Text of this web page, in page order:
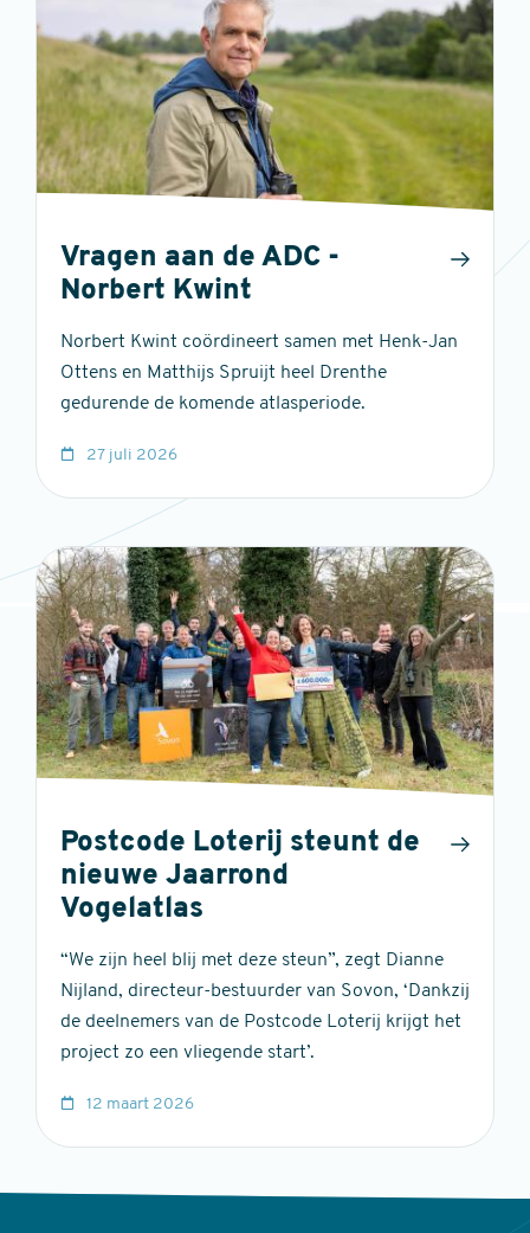
Vragen aan de ADC -
Norbert Kwint
Norbert Kwint coördineert samen met Henk-Jan
Ottens en Matthijs Spruijt heel Drenthe
gedurende de komende atlasperiode.
27 juli 2026
Postcode Loterij steunt de
nieuwe Jaarrond
Vogelatlas
“We zijn heel blij met deze steun”, zegt Dianne
Nijland, directeur-bestuurder van Sovon, ‘Dankzij
de deelnemers van de Postcode Loterij krijgt het
project zo een vliegende start’.
12 maart 2026